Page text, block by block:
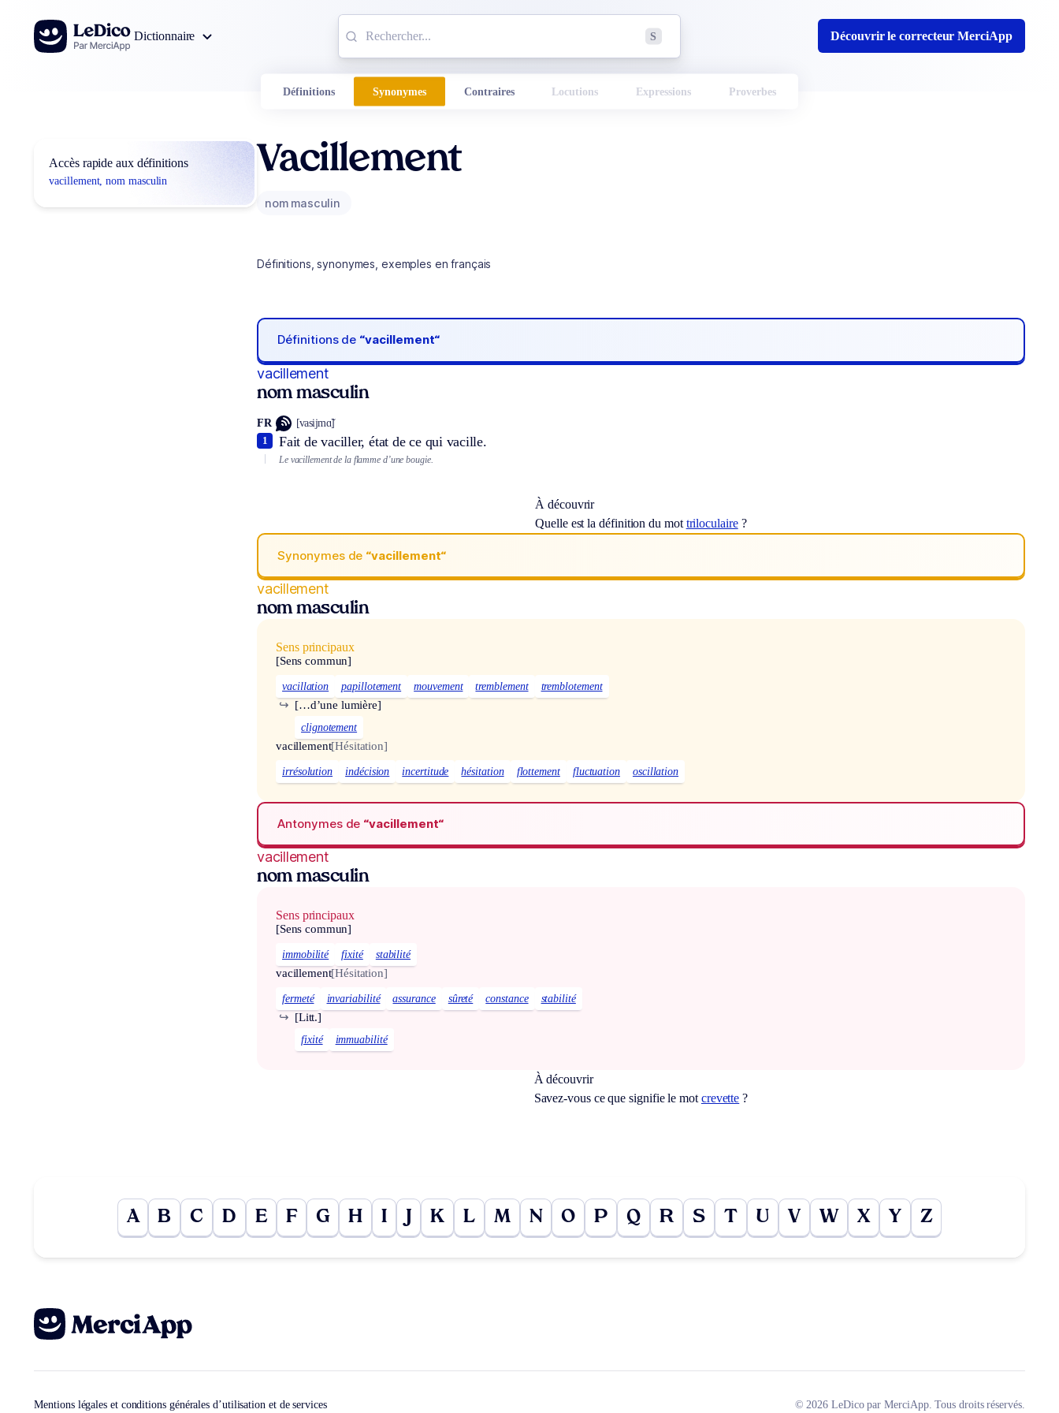
Aller au contenu
Dictionnaire
S Découvrir le correcteur MerciApp
Définitions Synonymes Contraires Locutions Expressions Proverbes
Accès rapide aux définitions
vacillement, nom masculin
Vacillement
nom masculin
Définitions, synonymes, exemples en français
Définitions de “vacillement“
vacillement
nom masculin
FR [vasijmɑ̃]
Fait de vaciller, état de ce qui vacille.
1
Le vacillement de la flamme d’une bougie.
À découvrir
Quelle est la définition du mot triloculaire?
Synonymes de “vacillement“
vacillement
nom masculin
Sens principaux
[Sens commun]
vacillation papillotement mouvement tremblement tremblotement
[…d’une lumière]
↪
clignotement
vacillement[Hésitation]
irrésolution indécision incertitude hésitation flottement fluctuation oscillation
Antonymes de “vacillement“
vacillement
nom masculin
Sens principaux
[Sens commun]
immobilité fixité stabilité
vacillement[Hésitation]
fermeté invariabilité assurance sûreté constance stabilité
[Litt.]
↪
fixité immuabilité
À découvrir
Savez-vous ce que signifie le mot crevette ?
A B C D E F G H I J K L M N O P Q R S T U V W X Y Z
Mentions légales et conditions générales d’utilisation et de services © 2026 LeDico par MerciApp. Tous droits réservés.